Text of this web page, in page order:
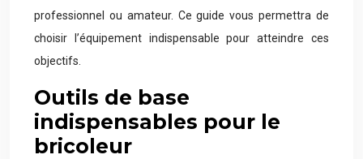
professionnel ou amateur. Ce guide vous permettra de
choisir l’équipement indispensable pour atteindre ces
objectifs.
Outils de base
indispensables pour le
bricoleur